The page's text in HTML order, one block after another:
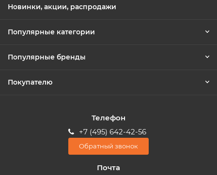
Новинки, акции, распродажи
Популярные категории
Популярные бренды
Покупателю
Телефон
+7 (495) 642-42-56
Обратный звонок
Почта